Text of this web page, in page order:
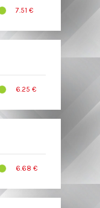
7.51 €
6.25 €
6.68 €